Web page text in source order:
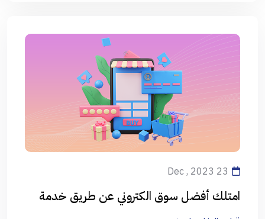
23 Dec , 2023
امتلك أفضل سوق الكتروني عن طريق خدمة
المتاجر الالكترونية من العالمية الحرة